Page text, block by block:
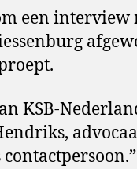
een interview
KSB-